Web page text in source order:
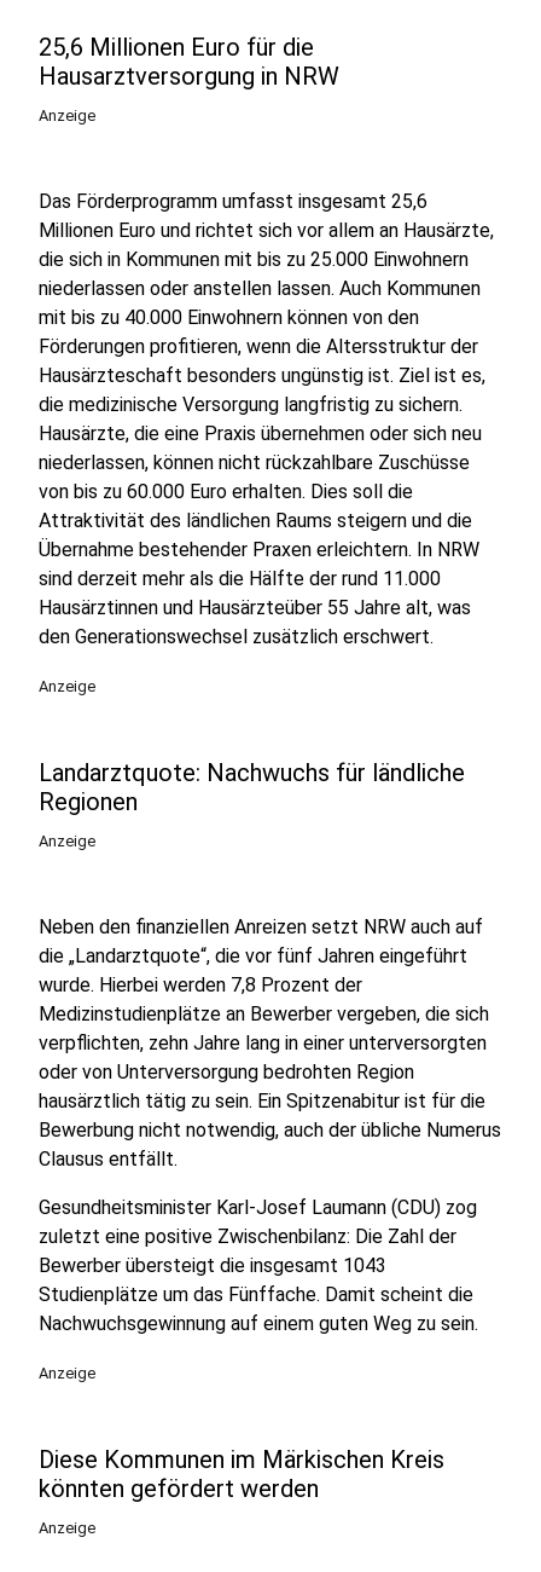
25,6 Millionen Euro für die
Hausarztversorgung in NRW
Anzeige
Das Förderprogramm umfasst insgesamt 25,6
Millionen Euro und richtet sich vor allem an Hausärzte,
die sich in Kommunen mit bis zu 25.000 Einwohnern
niederlassen oder anstellen lassen. Auch Kommunen
mit bis zu 40.000 Einwohnern können von den
Förderungen profitieren, wenn die Altersstruktur der
Hausärzteschaft besonders ungünstig ist. Ziel ist es,
die medizinische Versorgung langfristig zu sichern.
Hausärzte, die eine Praxis übernehmen oder sich neu
niederlassen, können nicht rückzahlbare Zuschüsse
von bis zu 60.000 Euro erhalten. Dies soll die
Attraktivität des ländlichen Raums steigern und die
Übernahme bestehender Praxen erleichtern. In NRW
sind derzeit mehr als die Hälfte der rund 11.000
Hausärztinnen und Hausärzteüber 55 Jahre alt, was
den Generationswechsel zusätzlich erschwert.
Anzeige
Landarztquote: Nachwuchs für ländliche
Regionen
Anzeige
Neben den finanziellen Anreizen setzt NRW auch auf
die „Landarztquote“, die vor fünf Jahren eingeführt
wurde. Hierbei werden 7,8 Prozent der
Medizinstudienplätze an Bewerber vergeben, die sich
verpflichten, zehn Jahre lang in einer unterversorgten
oder von Unterversorgung bedrohten Region
hausärztlich tätig zu sein. Ein Spitzenabitur ist für die
Bewerbung nicht notwendig, auch der übliche Numerus
Clausus entfällt.
Gesundheitsminister Karl-Josef Laumann (CDU) zog
zuletzt eine positive Zwischenbilanz: Die Zahl der
Bewerber übersteigt die insgesamt 1043
Studienplätze um das Fünffache. Damit scheint die
Nachwuchsgewinnung auf einem guten Weg zu sein.
Anzeige
Diese Kommunen im Märkischen Kreis
könnten gefördert werden
Anzeige